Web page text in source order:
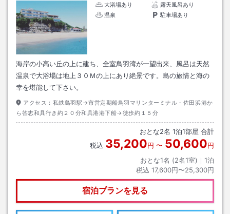
大浴場あり
露天風呂あり
温泉
駐車場あり
海岸の小高い丘の上に建ち、全室鳥羽湾が一望出来、風呂は天然
温泉で大浴場は地上３０Ｍの上にあり絶景です。島の旅情と海の
幸を堪能して下さい。
アクセス： 私鉄鳥羽駅→市営定期船鳥羽マリンターミナル・佐田浜港か
ら答志和具行き約２０分和具港港下船→徒歩約１５分
おとな2名 1泊1部屋 合計
税込 35,200円 〜 50,600円
おとな1名 (2名1室)｜ 1泊
税込 17,600円〜25,300円
宿泊プランを見る